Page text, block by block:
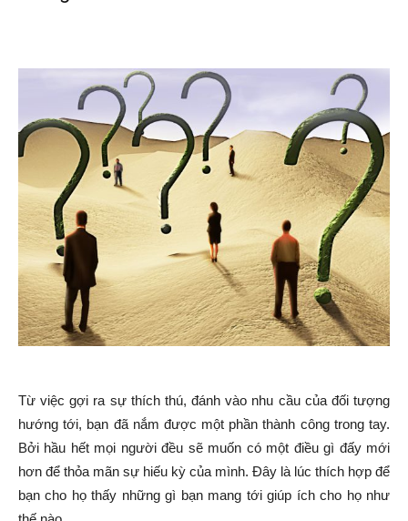
Từ việc gợi ra sự thích thú, đánh vào nhu cầu của đối tượng
hướng tới, bạn đã nắm được một phần thành công trong tay.
Bởi hầu hết mọi người đều sẽ muốn có một điều gì đấy mới
hơn để thỏa mãn sự hiếu kỳ của mình. Đây là lúc thích hợp để
bạn cho họ thấy những gì bạn mang tới giúp ích cho họ như